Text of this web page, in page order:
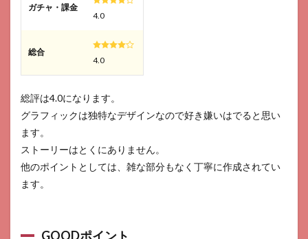
ガチャ・課金
4.0
総合
4.0
総評は4.0になります。
グラフィックは独特なデザインなので好き嫌いはでると思い
ます。
ストーリーはとくにありません。
他のポイントとしては、雑な部分もなく丁寧に作成されてい
ます。
GOODポイント